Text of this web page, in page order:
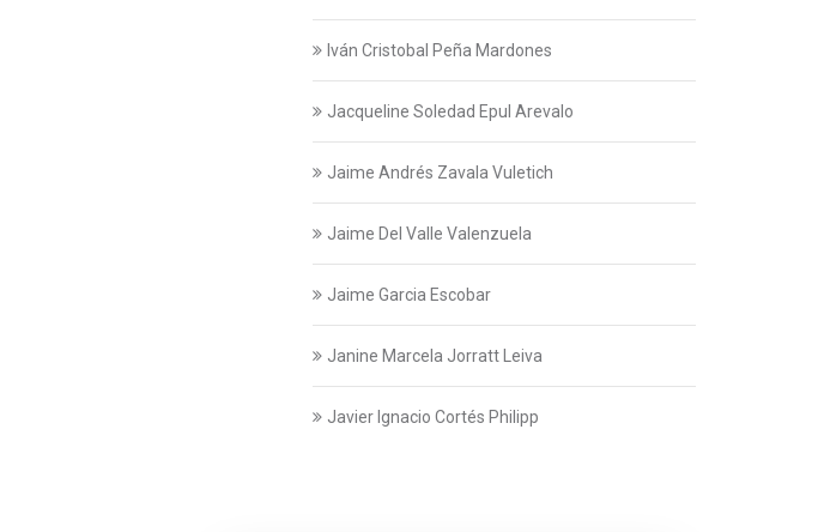
Iván Cristobal Peña Mardones
Jacqueline Soledad Epul Arevalo
Jaime Andrés Zavala Vuletich
Jaime Del Valle Valenzuela
Jaime Garcia Escobar
Janine Marcela Jorratt Leiva
Javier Ignacio Cortés Philipp